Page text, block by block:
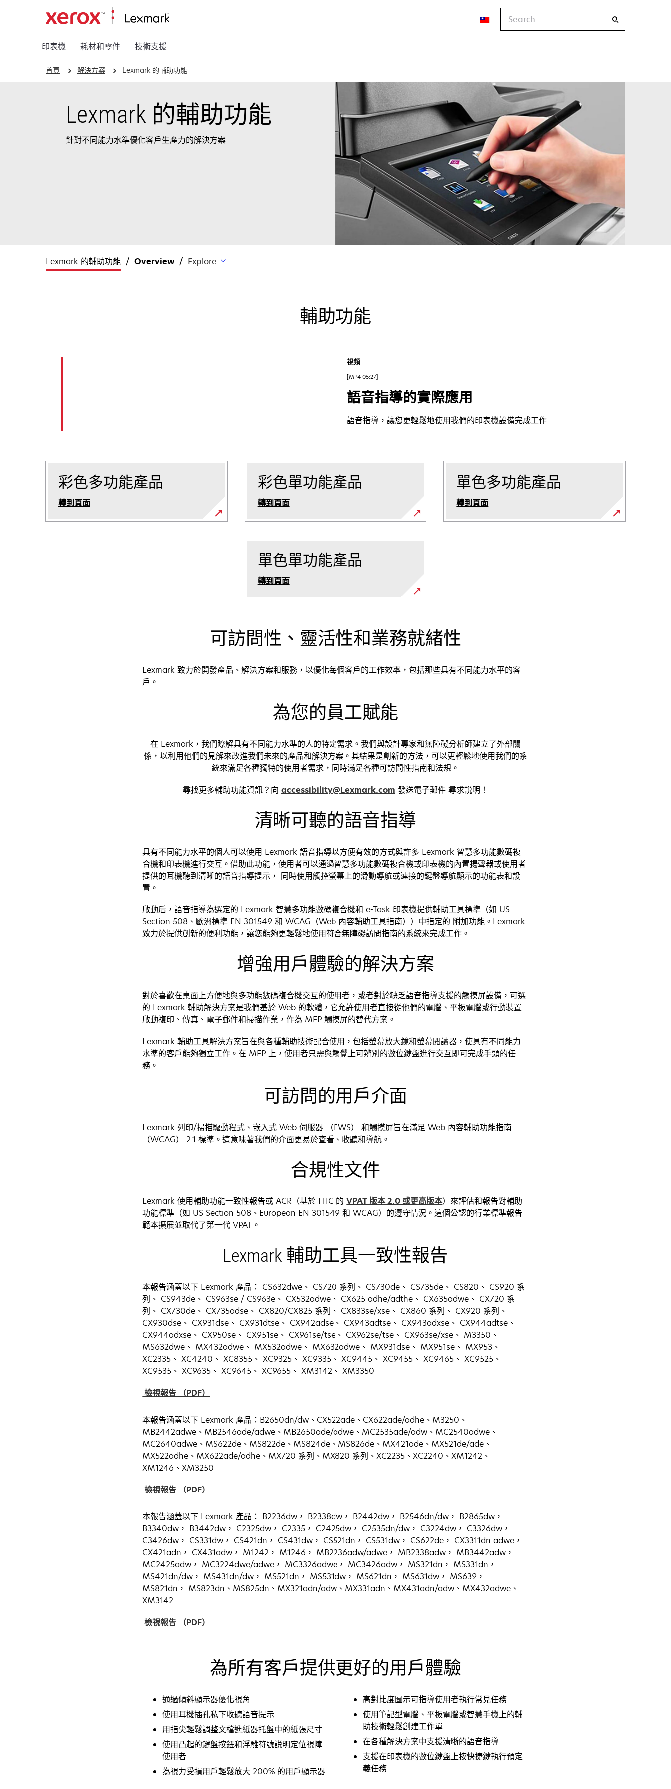
印表機 耗材和零件 技術支援
首頁 解決方案 Lexmark 的輔助功能
Lexmark 的輔助功能
針對不同能力水準優化客戶生產力的解決方案
Lexmark 的輔助功能 Overview Explore
輔助功能
視頻
MP4 05:27
語音指導的實際應用
語音指導，讓您更輕鬆地使用我們的印表機設備完成工作
彩色多功能產品
轉到頁面
彩色單功能產品
轉到頁面
單色多功能產品
轉到頁面
單色單功能產品
轉到頁面
可訪問性、靈活性和業務就緒性
Lexmark 致力於開發產品、解決方案和服務，以優化每個客戶的工作效率，包括那些具有不同能力水平的客
戶。
為您的員工賦能
在 Lexmark，我們瞭解具有不同能力水準的人的特定需求。我們與設計專家和無障礙分析師建立了外部關
係，以利用他們的見解來改進我們未來的產品和解決方案。其結果是創新的方法，可以更輕鬆地使用我們的系
統來滿足各種獨特的使用者需求，同時滿足各種可訪問性指南和法規。
尋找更多輔助功能資訊？向 accessibility@Lexmark.com 發送電子郵件 尋求説明！
清晰可聽的語音指導
具有不同能力水平的個人可以使用 Lexmark 語音指導以方便有效的方式與許多 Lexmark 智慧多功能數碼複
合機和印表機進行交互。借助此功能，使用者可以通過智慧多功能數碼複合機或印表機的內置揚聲器或使用者
提供的耳機聽到清晰的語音指導提示， 同時使用觸控螢幕上的滑動導航或連接的鍵盤導航顯示的功能表和設
置。
啟動后，語音指導為選定的 Lexmark 智慧多功能數碼複合機和 e-Task 印表機提供輔助工具標準（如 US
Section 508、歐洲標準 EN 301549 和 WCAG（Web 內容輔助工具指南））中指定的 附加功能。Lexmark
致力於提供創新的便利功能，讓您能夠更輕鬆地使用符合無障礙訪問指南的系統來完成工作。
增強用戶體驗的解決方案
對於喜歡在桌面上方便地與多功能數碼複合機交互的使用者，或者對於缺乏語音指導支援的觸摸屏設備，可選
的 Lexmark 輔助解決方案是我們基於 Web 的軟體，它允許使用者直接從他們的電腦、平板電腦或行動裝置
啟動複印、傳真、電子郵件和掃描作業，作為 MFP 觸摸屏的替代方案。
Lexmark 輔助工具解決方案旨在與各種輔助技術配合使用，包括螢幕放大鏡和螢幕閱讀器，使具有不同能力
水準的客戶能夠獨立工作。在 MFP 上，使用者只需與觸覺上可辨別的數位鍵盤進行交互即可完成手頭的任
務。
可訪問的用戶介面
Lexmark 列印/掃描驅動程式、嵌入式 Web 伺服器 （EWS） 和觸摸屏旨在滿足 Web 內容輔助功能指南
（WCAG） 2.1 標準。這意味著我們的介面更易於查看、收聽和導航。
合規性文件
Lexmark 使用輔助功能一致性報告或 ACR（基於 ITIC 的VPAT 版本 2.0 或更高版本在
新
中
開
）來評估和報告對輔助
功能標準（如 US Section 508、European EN 301549 和 WCAG）的遵守情況。這個公認的行業標準報告
範本擴展並取代了第一代 VPAT。
Lexmark 輔助工具一致性報告
本報告涵蓋以下 Lexmark 產品： CS632dwe、 CS720 系列、 CS730de、 CS735de、 CS820、 CS920 系
列、 CS943de、 CS963se / CS963e、 CX532adwe、 CX625 adhe/adthe、 CX635adwe、 CX720 系
列、 CX730de、 CX735adse、 CX820/CX825 系列、 CX833se/xse、 CX860 系列、 CX920 系列、
CX930dse、 CX931dse、 CX931dtse、 CX942adse、 CX943adtse、 CX943adxse、 CX944adtse、
CX944adxse、 CX950se、 CX951se、 CX961se/tse、 CX962se/tse、 CX963se/xse、 M3350、
MS632dwe、 MX432adwe、 MX532adwe、 MX632adwe、 MX931dse、 MX951se、 MX953、
XC2335、 XC4240、 XC8355、 XC9325、 XC9335、 XC9445、 XC9455、 XC9465、 XC9525、
XC9535、 XC9635、 XC9645、 XC9655、 XM3142、 XM3350
檢視報告 （PDF）
標
籤
中
開
啟
本報告涵蓋以下 Lexmark 產品：B2650dn/dw、CX522ade、CX622ade/adhe、M3250、
MB2442adwe、MB2546ade/adwe、MB2650ade/adwe、MC2535ade/adw、MC2540adwe、
MC2640adwe、MS622de、MS822de、MS824de、MS826de、MX421ade、MX521de/ade、
MX522adhe、MX622ade/adhe、MX720 系列、MX820 系列、XC2235、XC2240、XM1242、
XM1246、XM3250
檢視報告 （PDF）
標
籤
中
開
啟
本報告涵蓋以下 Lexmark 產品： B2236dw， B2338dw， B2442dw， B2546dn/dw， B2865dw，
B3340dw， B3442dw， C2325dw， C2335， C2425dw， C2535dn/dw， C3224dw， C3326dw，
C3426dw， CS331dw， CS421dn， CS431dw， CS521dn， CS531dw， CS622de， CX3311dn adwe，
CX421adn， CX431adw， M1242， M1246， MB2236adw/adwe， MB2338adw， MB3442adw，
MC2425adw， MC3224dwe/adwe， MC3326adwe， MC3426adw， MS321dn， MS331dn，
MS421dn/dw， MS431dn/dw， MS521dn， MS531dw， MS621dn， MS631dw， MS639，
MS821dn， MS823dn、MS825dn、MX321adn/adw、MX331adn、MX431adn/adw、MX432adwe、
XM3142
檢視報告 （PDF）
籤
中
啟
為所有客戶提供更好的用戶體驗
通過傾斜顯示器優化視角
使用耳機插孔私下收聽語音提示
用指尖輕鬆調整文檔進紙器托盤中的紙張尺寸
使用凸起的鍵盤按鈕和浮雕符號説明定位視障
使用者
為視力受損用戶輕鬆放大 200% 的用戶顯示器
高對比度圖示可指導使用者執行常見任務
使用筆記型電腦、平板電腦或智慧手機上的輔
助技術輕鬆創建工作單
在各種解決方案中支援清晰的語音指導
支援在印表機的數位鍵盤上按快捷鍵執行預定
義任務